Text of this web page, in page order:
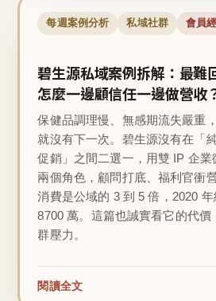
每週案例分析 私域社群 會員
碧生源私域案例拆解：最難
怎麼一邊顧信任一邊做營收
保健品調理慢、無感期流失嚴重
就沒有下一次。碧生源沒有在「
促銷」之間二選一，用雙 IP 企
兩個角色，顧問打底、福利官衝
消費是公域的 3 到 5 倍，2020 年
8700 萬。這篇也誠實看它的代價
群壓力。
閱讀全文